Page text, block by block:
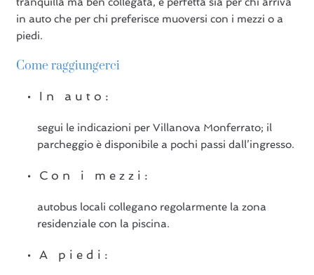
in auto che per chi preferisce muoversi con i mezzi o a
piedi.
Come raggiungerci
In auto:
segui le indicazioni per Villanova Monferrato; il
parcheggio è disponibile a pochi passi dall’ingresso.
Con i mezzi:
autobus locali collegano regolarmente la zona
residenziale con la piscina.
A piedi: